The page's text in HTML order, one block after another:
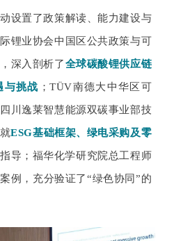
设置了政策解读、能力建设与
锂业协会中国区公共政策与可
深入剖析了全球碳酸锂供应链
与挑战 ；TÜV南德大中华区可
川逸莱智慧能源双碳事业部技
ESG基础框架、绿电采购及零
导；福华化学研究院总工程师
例，充分验证了“绿色协同”的